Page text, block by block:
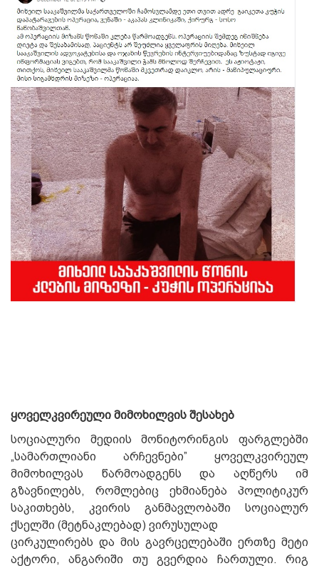
ყოველკვირეული მიმოხილვის შესახებ
სოციალური მედიის მონიტორინგის ფარგლებში
„სამართლიანი არჩევნები” ყოველკვირეულ
მიმოხილვას წარმოადგენს და აღწერს იმ
გზავნილებს, რომლებიც ეხმიანება პოლიტიკურ
საკითხებს, კვირის განმავლობაში სოციალურ
ქსელში (მეტნაკლებად) ვირუსულად
ცირკულირებს და მის გავრცელებაში ერთზე მეტი
აქტორი, ანგარიში თუ გვერდია ჩართული. რიგ